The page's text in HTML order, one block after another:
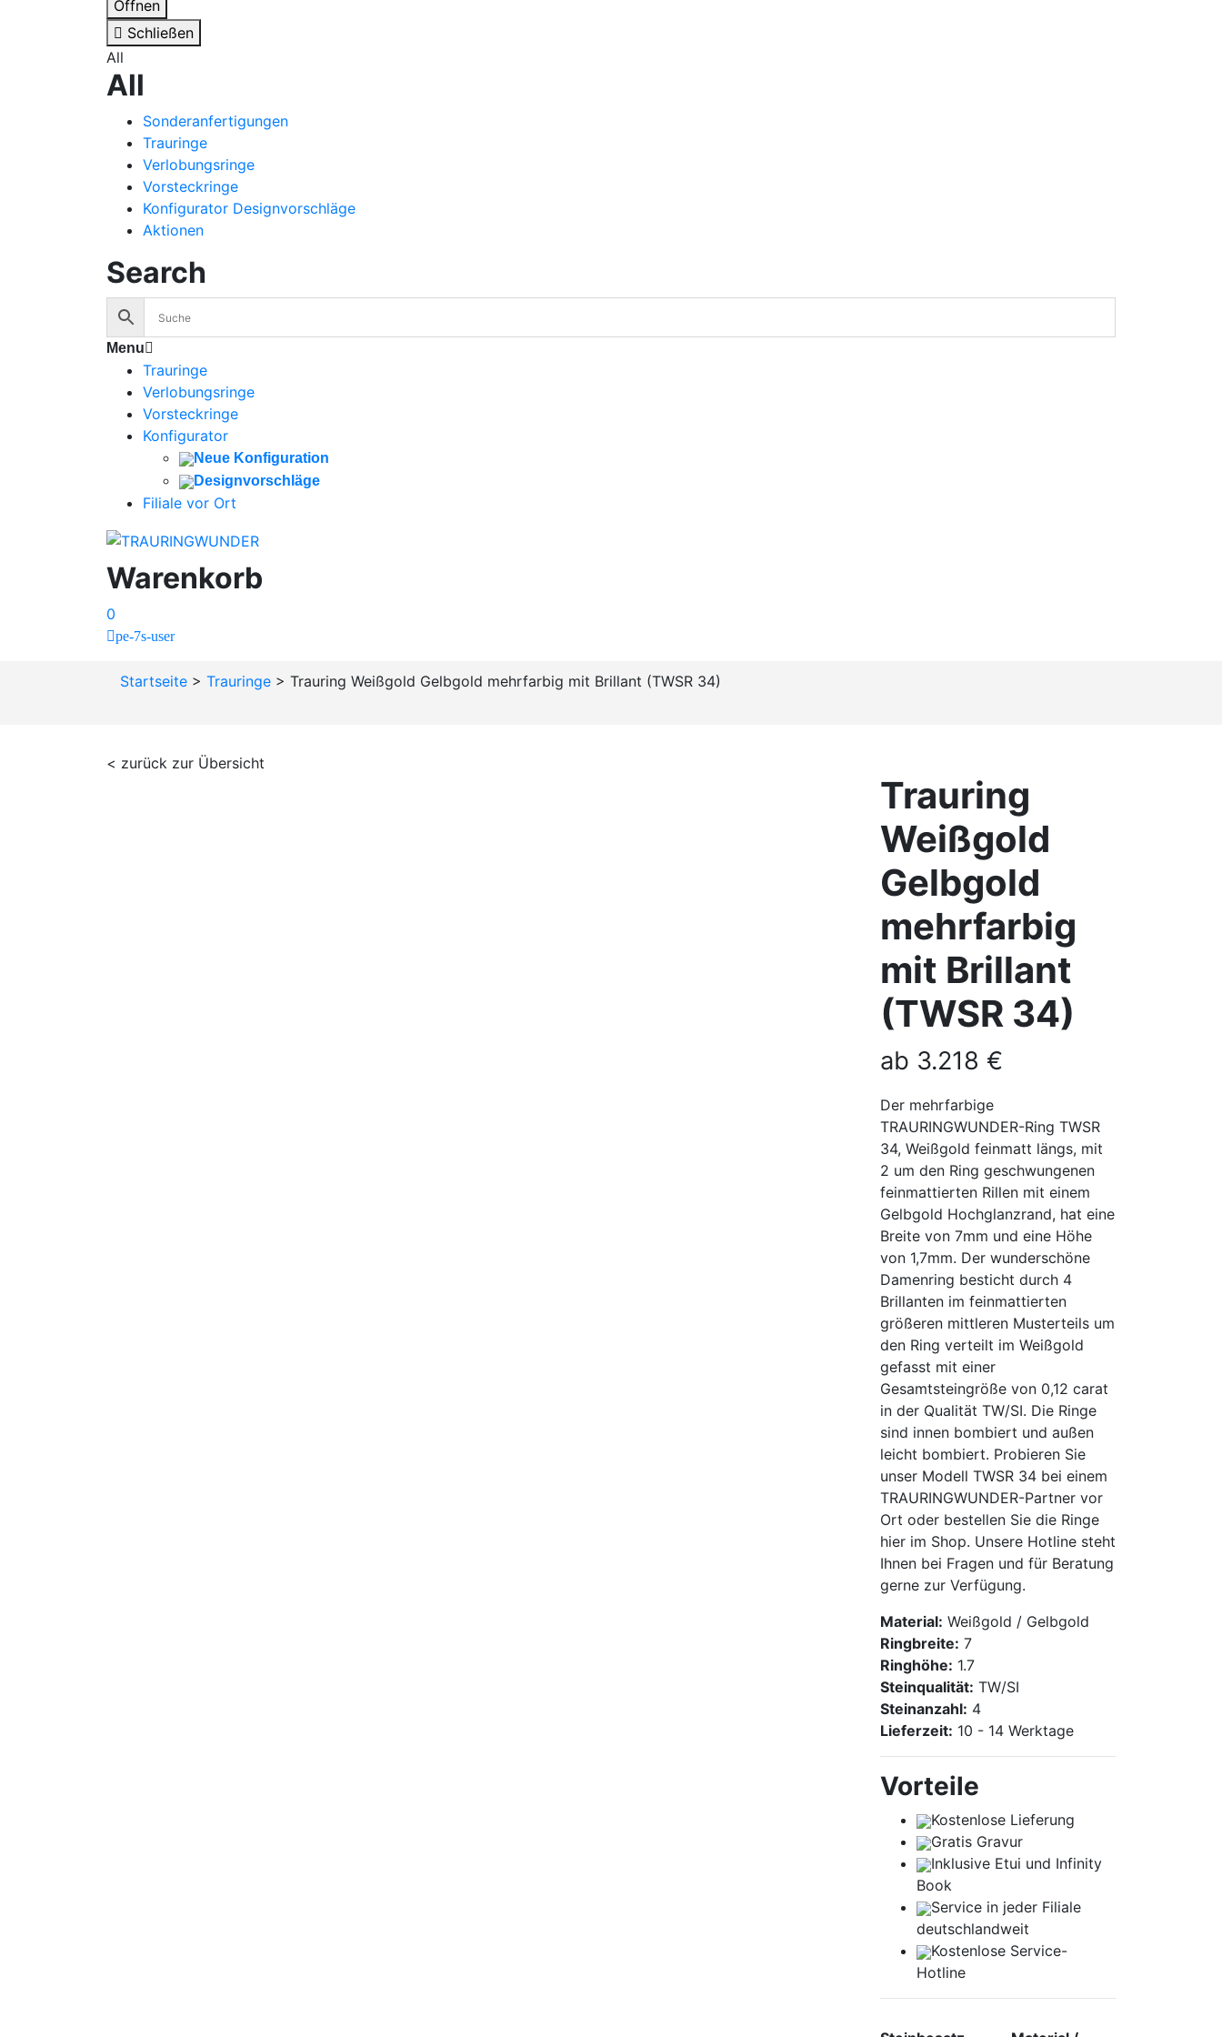
Öffnen
Schließen
All
All
Sonderanfertigungen
Trauringe
Verlobungsringe
Vorsteckringe
Konfigurator Designvorschläge
Aktionen
Search
Menu
Trauringe
Verlobungsringe
Vorsteckringe
Konfigurator
Neue Konfiguration
Designvorschläge
Filiale vor Ort
Warenkorb
0
pe-7s-user
Startseite > Trauringe > Trauring Weißgold Gelbgold mehrfarbig mit Brillant (TWSR 34)
< zurück zur Übersicht
Trauring
Weißgold
Gelbgold
mehrfarbig
mit Brillant
(TWSR 34)
ab 3.218 €
Der mehrfarbige
TRAURINGWUNDER-Ring TWSR
34, Weißgold feinmatt längs, mit
2 um den Ring geschwungenen
feinmattierten Rillen mit einem
Gelbgold Hochglanzrand, hat eine
Breite von 7mm und eine Höhe
von 1,7mm. Der wunderschöne
Damenring besticht durch 4
Brillanten im feinmattierten
größeren mittleren Musterteils um
den Ring verteilt im Weißgold
gefasst mit einer
Gesamtsteingröße von 0,12 carat
in der Qualität TW/SI. Die Ringe
sind innen bombiert und außen
leicht bombiert. Probieren Sie
unser Modell TWSR 34 bei einem
TRAURINGWUNDER-Partner vor
Ort oder bestellen Sie die Ringe
hier im Shop. Unsere Hotline steht
Ihnen bei Fragen und für Beratung
gerne zur Verfügung.
Material: Weißgold / Gelbgold
Ringbreite: 7
Ringhöhe: 1.7
Steinqualität: TW/SI
Steinanzahl: 4
Lieferzeit: 10 - 14 Werktage
Vorteile
Kostenlose Lieferung
Gratis Gravur
Inklusive Etui und Infinity
Book
Service in jeder Filiale
deutschlandweit
Kostenlose Service-
Hotline